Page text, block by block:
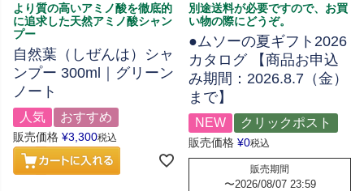
より質の高いアミノ酸を徹底的
に追求した天然アミノ酸シャン
プー
自然葉（しぜんは）シャ
ンプー 300ml｜グリーン
ノート
人気 おすすめ
販売価格 ¥3,300税込
別途送料が必要ですので、お買
い物の際にどうぞ。
●ムソーの夏ギフト2026
カタログ 【商品お申込
み期間：2026.8.7（金）
まで】
NEW クリックポスト
販売価格 ¥0税込
販売期間
〜2026/08/07 23:59